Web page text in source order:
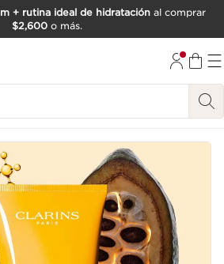
+ rutina ideal de hidrataciónal comprar
$2,600o más.